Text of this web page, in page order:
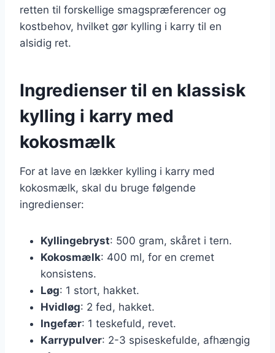
retten til forskellige smagspræferencer og
kostbehov, hvilket gør kylling i karry til en
alsidig ret.
Ingredienser til en klassisk
kylling i karry med
kokosmælk
For at lave en lækker kylling i karry med
kokosmælk, skal du bruge følgende
ingredienser:
Kyllingebryst: 500 gram, skåret i tern.
Kokosmælk: 400 ml, for en cremet
konsistens.
Løg: 1 stort, hakket.
Hvidløg: 2 fed, hakket.
Ingefær: 1 teskefuld, revet.
Karrypulver: 2-3 spiseskefulde, afhængig